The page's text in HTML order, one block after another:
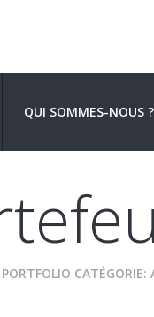
QUI SOMMES-NOUS ?
PORTFOLIO